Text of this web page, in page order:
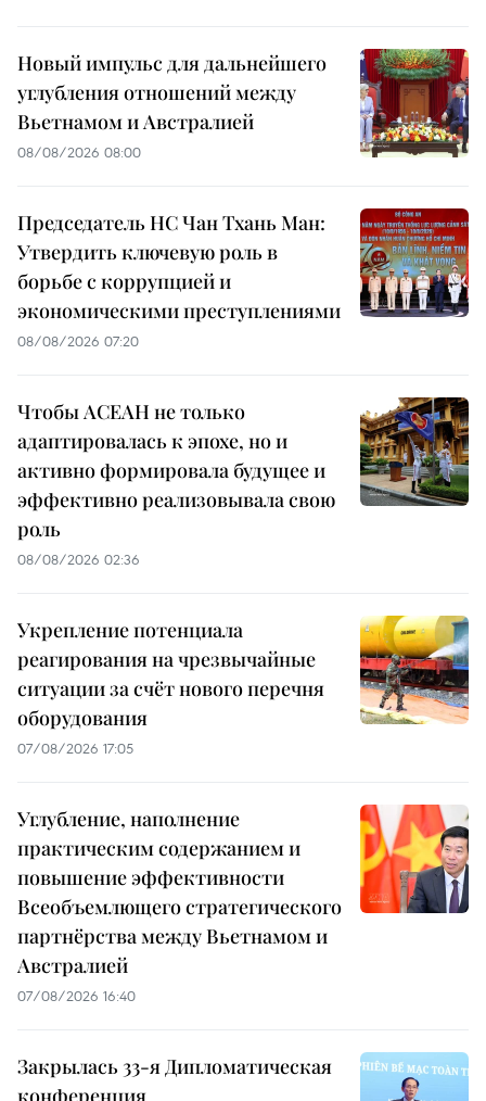
Новый импульс для дальнейшего
углубления отношений между
Вьетнамом и Австралией
08/08/2026 08:00
Председатель НС Чан Тхань Ман:
Утвердить ключевую роль в
борьбе с коррупцией и
экономическими преступлениями
08/08/2026 07:20
Чтобы АСЕАН не только
адаптировалась к эпохе, но и
активно формировала будущее и
эффективно реализовывала свою
роль
08/08/2026 02:36
Укрепление потенциала
реагирования на чрезвычайные
ситуации за счёт нового перечня
оборудования
07/08/2026 17:05
Углубление, наполнение
практическим содержанием и
повышение эффективности
Всеобъемлющего стратегического
партнёрства между Вьетнамом и
Австралией
07/08/2026 16:40
Закрылась 33-я Дипломатическая
конференция